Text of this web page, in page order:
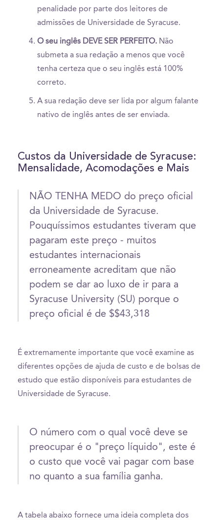
penalidade por parte dos leitores de
admissões de Universidade de Syracuse.
O seu inglês DEVE SER PERFEITO. Não
submeta a sua redação a menos que você
tenha certeza que o seu inglês está 100%
correto.
A sua redação deve ser lida por algum falante
nativo de inglês antes de ser enviada.
Custos da Universidade de Syracuse:
Mensalidade, Acomodações e Mais
NÃO TENHA MEDO do preço oficial
da Universidade de Syracuse.
Pouquíssimos estudantes tiveram que
pagaram este preço - muitos
estudantes internacionais
erroneamente acreditam que não
podem se dar ao luxo de ir para a
Syracuse University (SU) porque o
preço oficial é de $$43,318
É extremamente importante que você examine as
diferentes opções de ajuda de custo e de bolsas de
estudo que estão disponíveis para estudantes de
Universidade de Syracuse.
O número com o qual você deve se
preocupar é o "preço líquido", este é
o custo que você vai pagar com base
no quanto a sua família ganha.
A tabela abaixo fornece uma ideia completa dos